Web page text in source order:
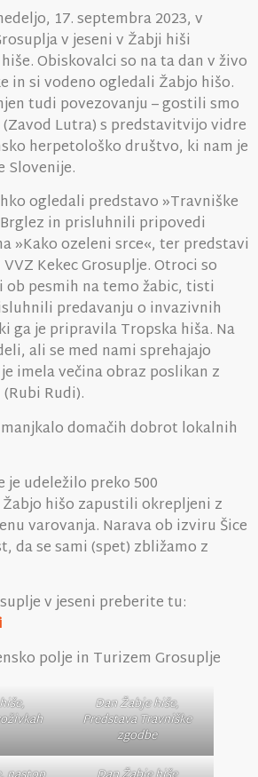
17. septembra 2023, v
v jeseni v Žabji hiši
Obiskovalci so na ta dan v živo
in si vodeno ogledali Žabjo hišo.
tudi povezovanju – gostili smo
(Zavod Lutra) s predstavitvijo vidre
herpetološko društvo, ki nam je
Slovenije.
ogledali predstavo »Travniške
in prisluhnili pripovedi
»Kako ozeleni srce«, ter predstavi
Kekec Grosuplje. Otroci so
pesmih na temo žabic, tisti
predavanju o invazivnih
ga je pripravila Tropska hiša. Na
ali se med nami sprehajajo
imela večina obraz poslikan z
Rudi).
domačih dobrot lokalnih
je udeležilo preko 500
hišo zapustili okrepljeni z
varovanja. Narava ob izviru Šice
da se sami (spet) zbližamo z
v jeseni preberite tu:
polje in Turizem Grosuplje
Dan Žabje hiše,
Predstava Travniške
zgodbe